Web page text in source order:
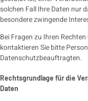
solchen Fall Ihre Daten nur
besondere zwingende
Bei Fragen zu Ihren
kontaktieren Sie bitte
Datenschutzbeauftragten.
Rechtsgrundlage für die
Daten